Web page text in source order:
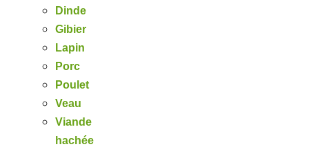
Dinde
Gibier
Lapin
Porc
Poulet
Veau
Viande
hachée